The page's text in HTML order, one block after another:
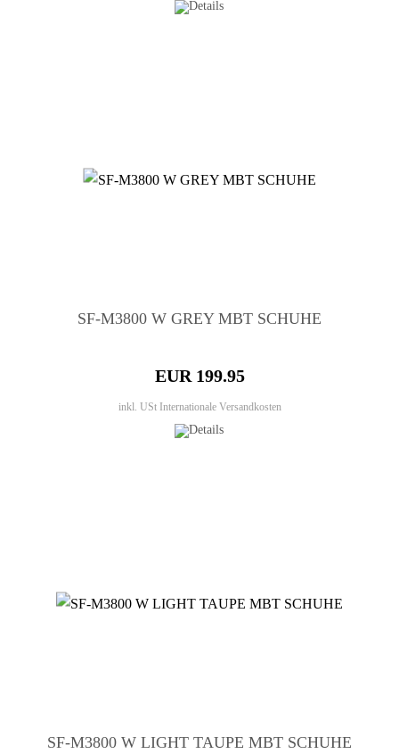
SF-M3800 W GREY MBT SCHUHE
EUR 199.95
inkl. USt Internationale Versandkosten
SF-M3800 W LIGHT TAUPE MBT SCHUHE